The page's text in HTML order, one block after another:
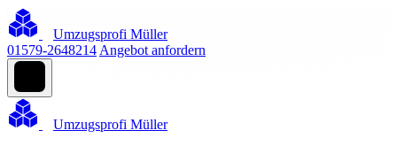
Umzugsprofi Müller
01579-2648214 Angebot anfordern
Umzugsprofi Müller